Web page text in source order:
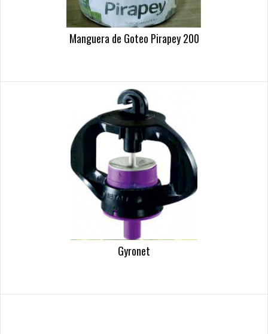
Manguera de Goteo Pirapey 200
Gyronet